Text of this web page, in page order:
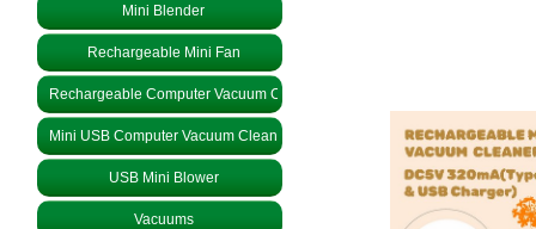
Mini Blender
Rechargeable Mini Fan
Rechargeable Computer Vacuum Cleaner
Mini USB Computer Vacuum Cleaner
USB Mini Blower
Vacuums